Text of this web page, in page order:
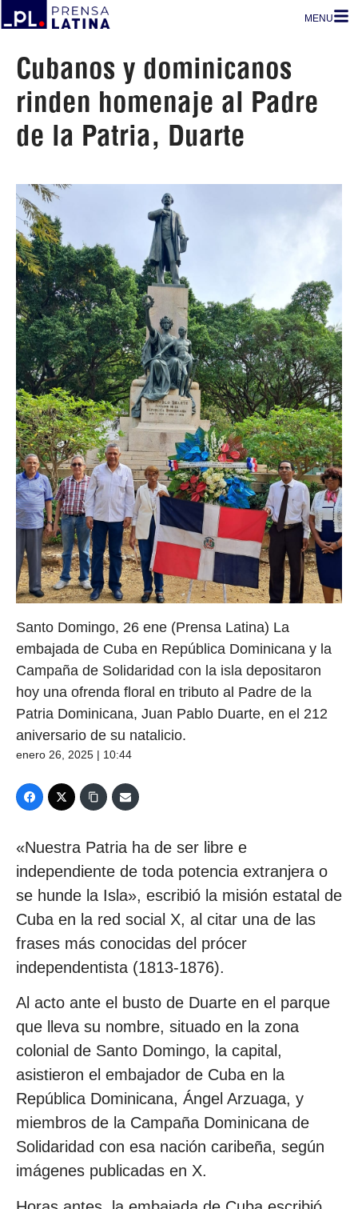
MENU
Cubanos y dominicanos
rinden homenaje al Padre
de la Patria, Duarte
Santo Domingo, 26 ene (Prensa Latina) La
embajada de Cuba en República Dominicana y la
Campaña de Solidaridad con la isla depositaron
hoy una ofrenda floral en tributo al Padre de la
Patria Dominicana, Juan Pablo Duarte, en el 212
aniversario de su natalicio.
enero 26, 2025 | 10:44
«Nuestra Patria ha de ser libre e
independiente de toda potencia extranjera o
se hunde la Isla», escribió la misión estatal de
Cuba en la red social X, al citar una de las
frases más conocidas del prócer
independentista (1813-1876).
Al acto ante el busto de Duarte en el parque
que lleva su nombre, situado en la zona
colonial de Santo Domingo, la capital,
asistieron el embajador de Cuba en la
República Dominicana, Ángel Arzuaga, y
miembros de la Campaña Dominicana de
Solidaridad con esa nación caribeña, según
imágenes publicadas en X.